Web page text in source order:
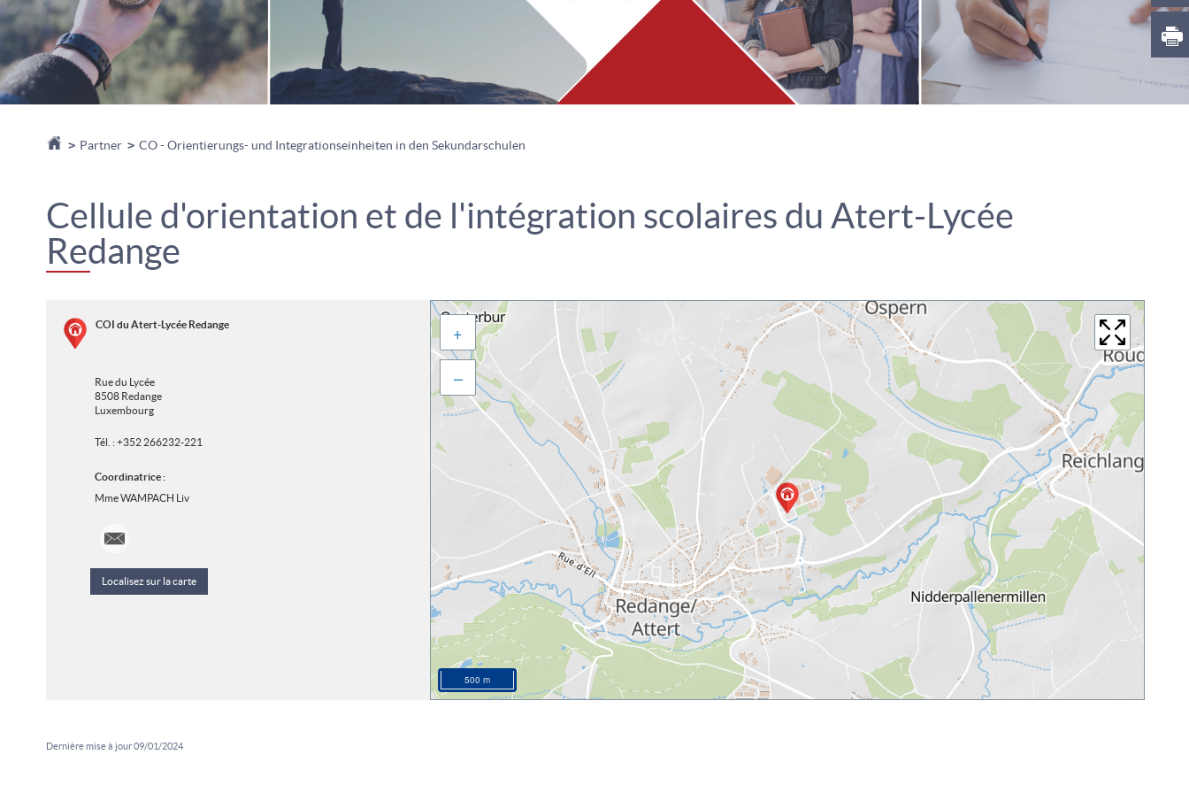
Startseite
> Partner > CO - Orientierungs- und Integrationseinheiten in den Sekundarschulen
Cellule d'orientation et de l'intégration scolaires du Atert-Lycée
Redange
Auf
Adresse
gehen
+
–
500 m
COI du Atert-Lycée Redange
Rue du Lycée
8508 Redange
Luxembourg
Tél. :+352 266232-221
Coordinatrice :
Mme WAMPACH Liv
Localisez sur la carte
Dernière mise à jour09/01/2024